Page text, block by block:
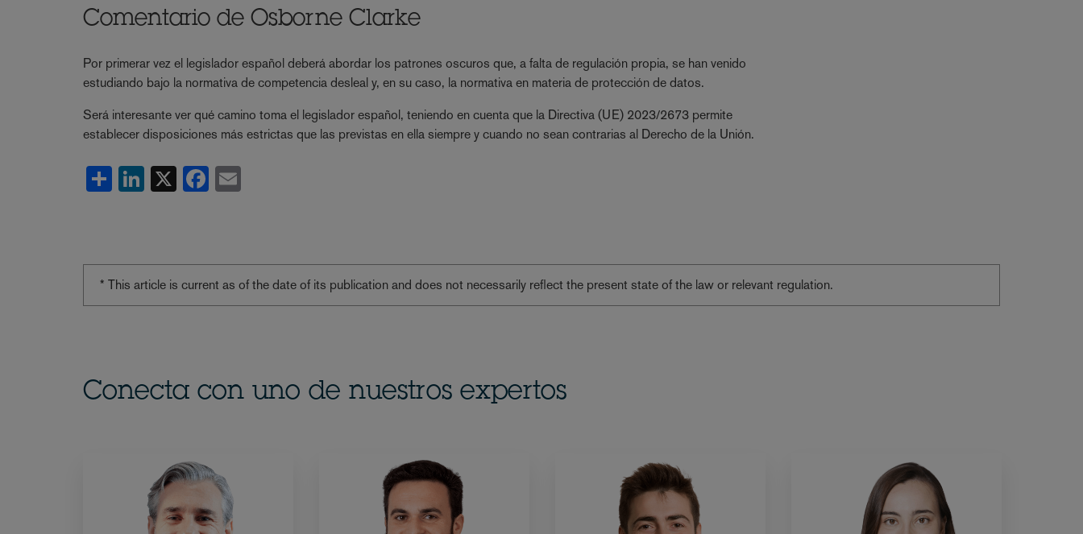
Comentario de Osborne Clarke
Por primerar vez el legislador español deberá abordar los patrones oscuros que, a falta de regulación propia, se han venido
estudiando bajo la normativa de competencia desleal y, en su caso, la normativa en materia de protección de datos.
Será interesante ver qué camino toma el legislador español, teniendo en cuenta que la Directiva (UE) 2023/2673 permite
establecer disposiciones más estrictas que las previstas en ella siempre y cuando no sean contrarias al Derecho de la Unión.
Share LinkedIn Facebook
* This article is current as of the date of its publication and does not necessarily reflect the present state of the law or relevant regulation.
Conecta con uno de nuestros expertos